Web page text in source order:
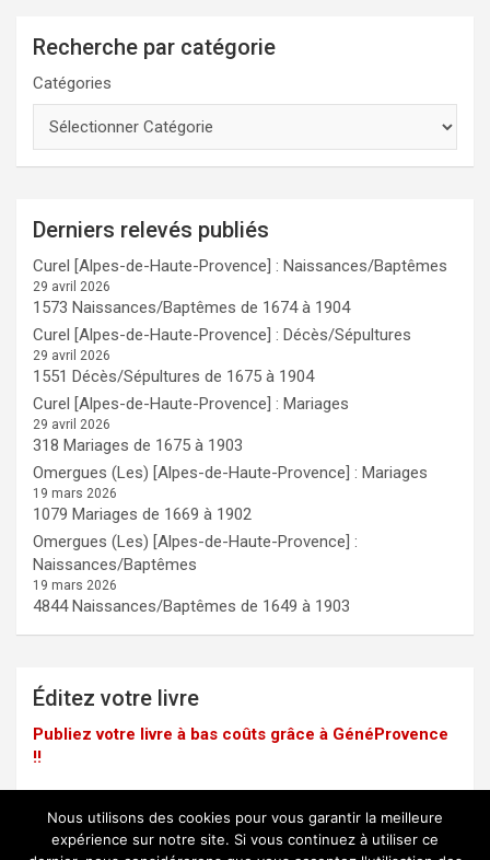
Recherche par catégorie
Catégories
Derniers relevés publiés
Curel [Alpes-de-Haute-Provence] : Naissances/Baptêmes
29 avril 2026
1573 Naissances/Baptêmes de 1674 à 1904
Curel [Alpes-de-Haute-Provence] : Décès/Sépultures
29 avril 2026
1551 Décès/Sépultures de 1675 à 1904
Curel [Alpes-de-Haute-Provence] : Mariages
29 avril 2026
318 Mariages de 1675 à 1903
Omergues (Les) [Alpes-de-Haute-Provence] : Mariages
19 mars 2026
1079 Mariages de 1669 à 1902
Omergues (Les) [Alpes-de-Haute-Provence] :
Naissances/Baptêmes
19 mars 2026
4844 Naissances/Baptêmes de 1649 à 1903
Éditez votre livre
Publiez votre livre à bas coûts grâce à GénéProvence
!!
Nous utilisons des cookies pour vous garantir la meilleure
expérience sur notre site. Si vous continuez à utiliser ce